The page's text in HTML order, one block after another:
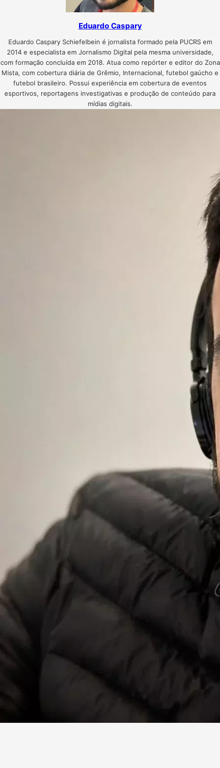
Eduardo Caspary
Eduardo Caspary Schiefelbein é jornalista formado pela PUCRS em
2014 e especialista em Jornalismo Digital pela mesma universidade,
com formação concluída em 2018. Atua como repórter e editor do Zona
Mista, com cobertura diária de Grêmio, Internacional, futebol gaúcho e
futebol brasileiro. Possui experiência em cobertura de eventos
esportivos, reportagens investigativas e produção de conteúdo para
mídias digitais.